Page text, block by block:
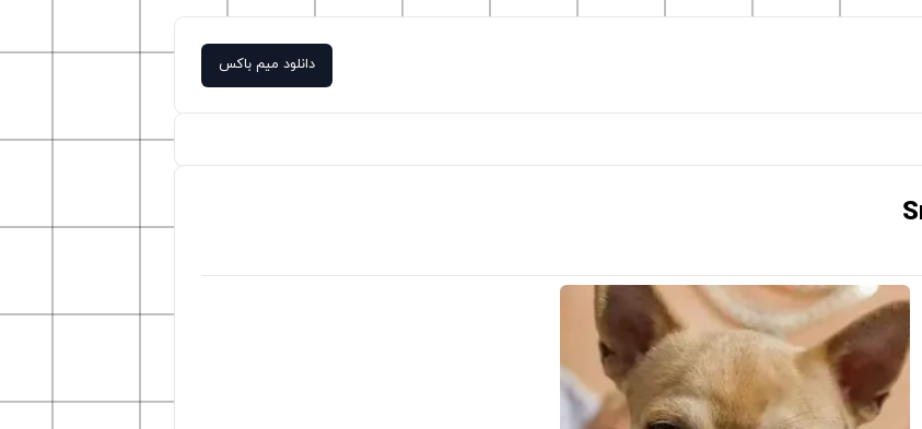
دانلود میم باکس